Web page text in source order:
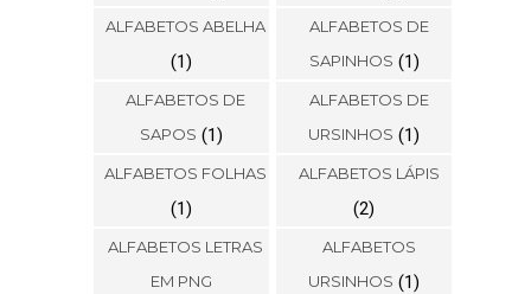
ALFABETOS ABELHA
(1)
ALFABETOS DE
SAPINHOS (1)
ALFABETOS DE
SAPOS (1)
ALFABETOS DE
URSINHOS (1)
ALFABETOS FOLHAS
(1)
ALFABETOS LÁPIS
(2)
ALFABETOS LETRAS
EM PNG
ALFABETOS
URSINHOS (1)